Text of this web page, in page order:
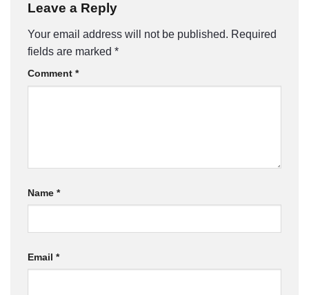
Leave a Reply
Your email address will not be published. Required
fields are marked *
Comment *
Name *
Email *